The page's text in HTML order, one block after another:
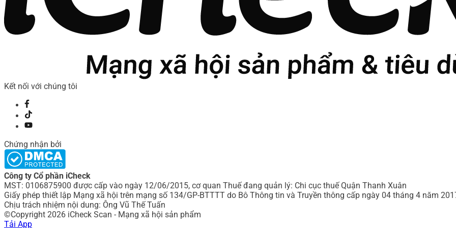
Kết nối với chúng tôi
Chứng nhận bởi
Công ty Cổ phần iCheck
MST: 0106875900 được cấp vào ngày 12/06/2015, cơ quan Thuế đang quản lý: Chi cục thuế Quận Thanh Xuân
Giấy phép thiết lập Mạng xã hội trên mạng số 134/GP-BTTTT do Bô Thông tin và Truyền thông cấp ngày 04 tháng 4 năm
Chịu trách nhiệm nội dung: Ông Vũ Thế Tuấn
©Copyright 2026 iCheck Scan - Mạng xã hội sản phẩm
Tải App